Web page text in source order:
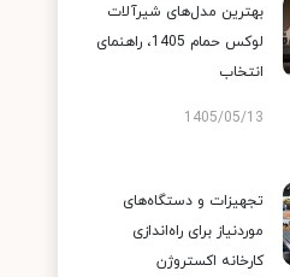
بهترین مدل‌های شیرآلات
لوکس حمام 1405، راهنمای
انتخاب
1405/05/13
تجهیزات و دستگاه‌های
موردنیاز برای راه‌اندازی
کارخانه اکستروژن